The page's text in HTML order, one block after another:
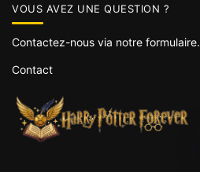
VOUS AVEZ UNE QUESTION ?
Contactez-nous via notre formulaire.
Contact